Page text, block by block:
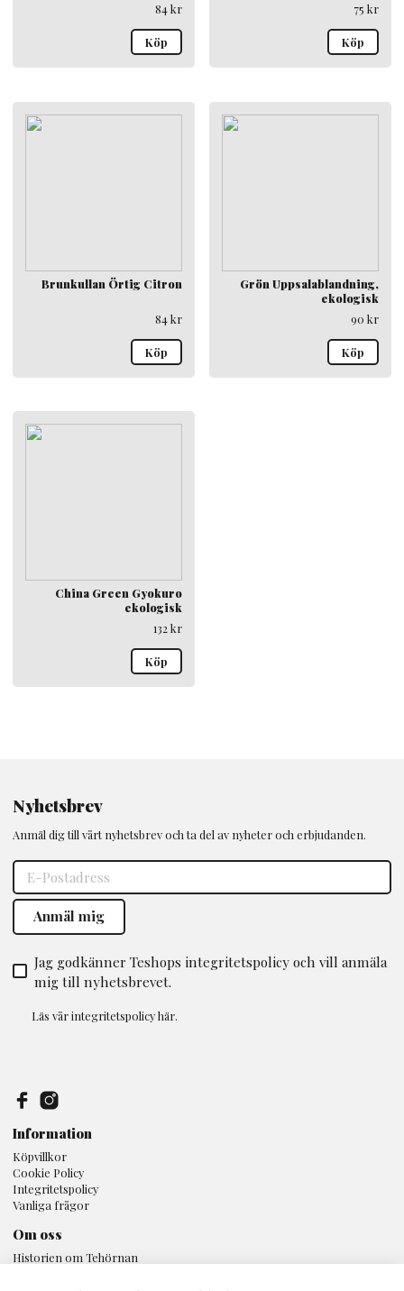
84kr
Köp
75 kr
Köp
Brunkullan Örtig Citron
84kr
Köp
Grön Uppsalablandning,
ekologisk
90 kr
Köp
China Green Gyokuro
ekologisk
132kr
Köp
Nyhetsbrev
Anmäl dig till vårt nyhetsbrev och ta del av nyheter och erbjudanden.
Jag godkänner Teshops integritetspolicy och vill anmäla
mig till nyhetsbrevet.
Läs vårintegritetspolicyhär.
Om oss
Historien om Tehörnan
Information
Köpvillkor
Cookie Policy
Integritetspolicy
Vanliga frågor